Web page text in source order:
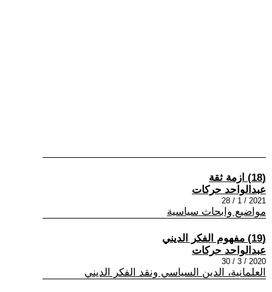
(18) ازمة ثقة
عبدالواحد حركات
2021 / 1 / 28
مواضيع وابحاث سياسية
(19) مفهوم الفكر الديني
عبدالواحد حركات
2020 / 3 / 30
العلمانية، الدين السياسي ونقد الفكر الديني